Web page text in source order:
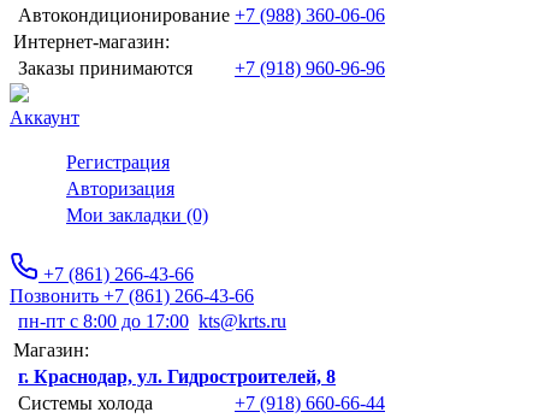
Автокондиционирование +7 (988) 360-06-06
Интернет-магазин:
Заказы принимаются
+7 (918) 960-96-96
Аккаунт
Регистрация
Авторизация
Мои закладки (0)
+7 (861) 266-43-66
Позвонить +7 (861) 266-43-66
пн-пт с 8:00 до 17:00 kts@krts.ru
Магазин:
г. Краснодар, ул. Гидростроителей, 8
Системы холода
+7 (918) 660-66-44